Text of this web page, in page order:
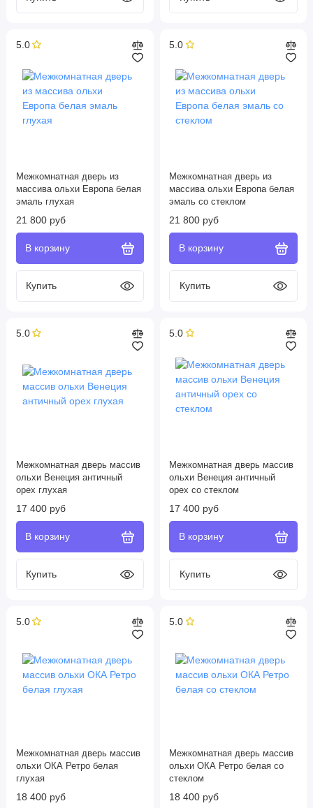
5.0
Межкомнатная дверь из
массива ольхи Европа белая
эмаль глухая
21 800 руб
5.0
Межкомнатная дверь из
массива ольхи Европа белая
эмаль со стеклом
21 800 руб
5.0
Межкомнатная дверь массив
ольхи Венеция античный
орех глухая
17 400 руб
5.0
Межкомнатная дверь массив
ольхи Венеция античный
орех со стеклом
17 400 руб
5.0
Межкомнатная дверь массив
ольхи ОКА Ретро белая
глухая
18 400 руб
5.0
Межкомнатная дверь массив
ольхи ОКА Ретро белая со
стеклом
18 400 руб